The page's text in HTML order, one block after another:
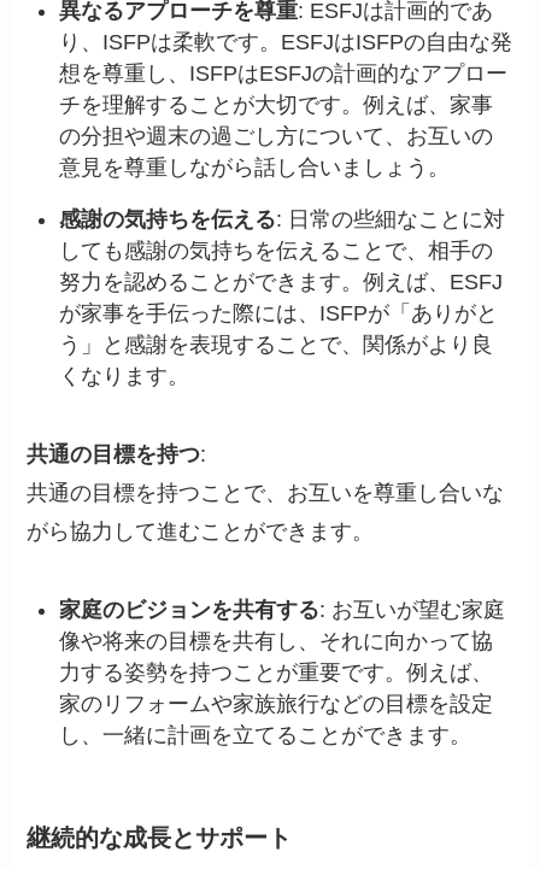
異なるアプローチを尊重: ESFJは計画的であ
り、ISFPは柔軟です。ESFJはISFPの自由な発
想を尊重し、ISFPはESFJの計画的なアプロー
チを理解することが大切です。例えば、家事
の分担や週末の過ごし方について、お互いの
意見を尊重しながら話し合いましょう。
感謝の気持ちを伝える: 日常の些細なことに対
しても感謝の気持ちを伝えることで、相手の
努力を認めることができます。例えば、ESFJ
が家事を手伝った際には、ISFPが「ありがと
う」と感謝を表現することで、関係がより良
くなります。
共通の目標を持つ:
共通の目標を持つことで、お互いを尊重し合いな
がら協力して進むことができます。
家庭のビジョンを共有する: お互いが望む家庭
像や将来の目標を共有し、それに向かって協
力する姿勢を持つことが重要です。例えば、
家のリフォームや家族旅行などの目標を設定
し、一緒に計画を立てることができます。
継続的な成長とサポート